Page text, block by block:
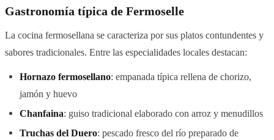
Gastronomía típica de Fermoselle
La cocina fermosellana se caracteriza por sus platos contundentes y
sabores tradicionales. Entre las especialidades locales destacan:
Hornazo fermosellano: empanada típica rellena de chorizo,
jamón y huevo
Chanfaina: guiso tradicional elaborado con arroz y menudillos
Truchas del Duero: pescado fresco del río preparado de